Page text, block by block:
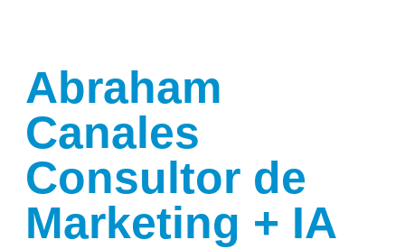
Abraham
Canales
Consultor de
Marketing + IA